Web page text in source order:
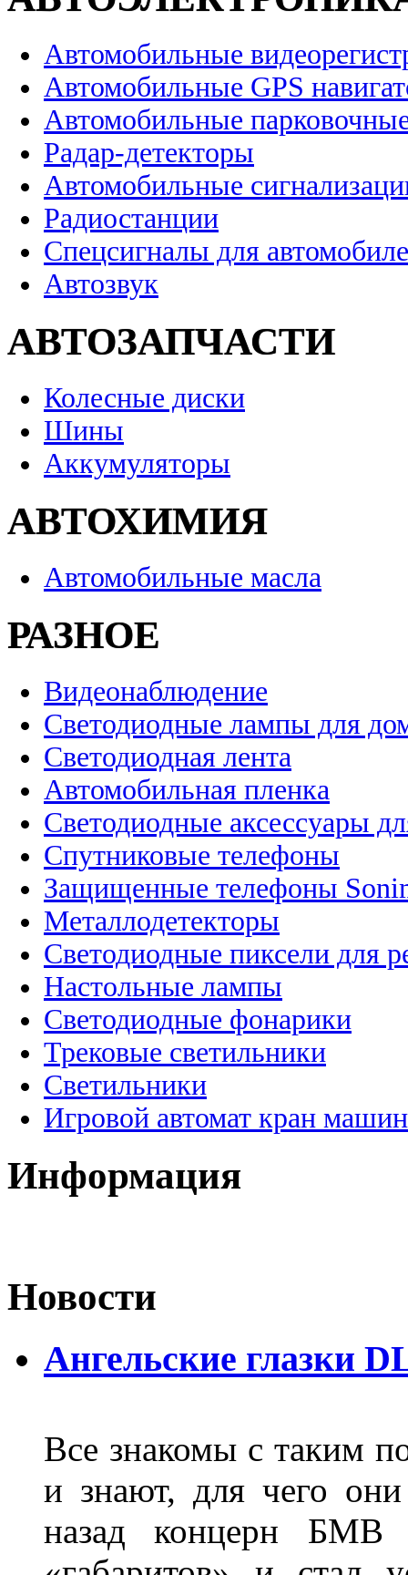
Автомобильные
Автомобильные GPS
Автомобильные
Радар-детекторы
Автомобильные
Радиостанции
Спецсигналы для
Автозвук
АВТОЗАПЧАСТИ
Колесные диски
Шины
Аккумуляторы
АВТОХИМИЯ
Автомобильные масла
РАЗНОЕ
Видеонаблюдение
Светодиодные лампы для
Светодиодная лента
Автомобильная пленка
Светодиодные аксессуары
Спутниковые телефоны
Защищенные телефоны
Металлодетекторы
Светодиодные пиксели для
Настольные лампы
Светодиодные фонарики
Трековые светильники
Светильники
Игровой автомат кран
Информация
Новости
Ангельские глазки
Все знакомы с таким
и знают, для чего
назад концерн БМВ